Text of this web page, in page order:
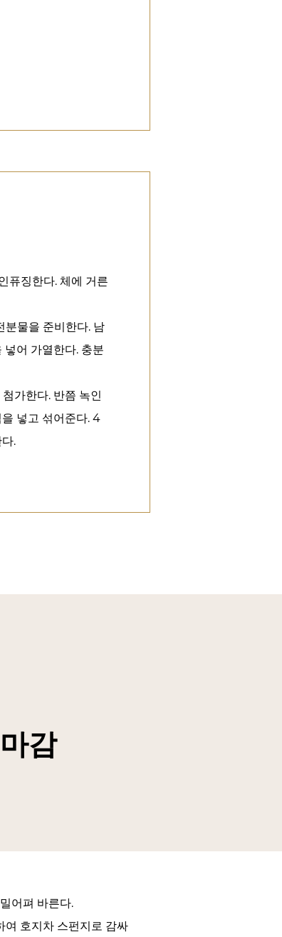
퓨징한다. 체에 거른
분물을 준비한다. 남
어 가열한다. 충분
가한다. 반쯤 녹인
넣고 섞어준다. 4
.
감
어펴 바른다.
여 호지차 스펀지로 감싸